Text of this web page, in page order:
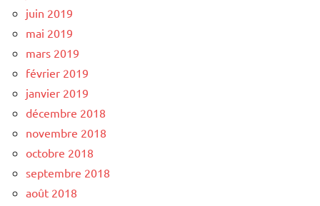
juin 2019
mai 2019
mars 2019
février 2019
janvier 2019
décembre 2018
novembre 2018
octobre 2018
septembre 2018
août 2018